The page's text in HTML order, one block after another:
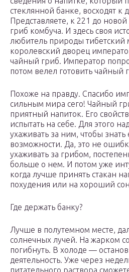
стеклянной банке, восходят к
Представляете, к 221 до
гриб комбуча. И здесь своя
любитель природы
королевский дворец
чайный гриб. Император
потом велел готовить чайный
Похоже на правду. Спасибо
сильным мира сего! Чайный
приятный напиток. Его
испытать на себе. Для этого
ухаживать за ним, чтобы знать
возможности. Да, это не
ухаживать за грибом,
больше о нем. И потом уже
когда лучше принять стакан
похудения или на хороший
Где держать банку?
Лучше в полутемном месте,
солнечных лучей. На жарком
погибнуть. В холоде —
деятельность. Уже через
питательного раствора